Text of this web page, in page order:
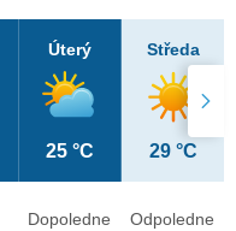
Úterý
25 °C
Středa
29 °C
Dopoledne
Odpoledne